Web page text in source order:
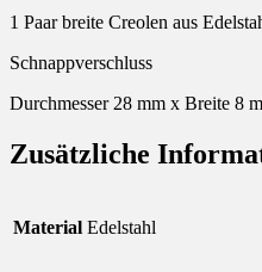
1 Paar breite Creolen aus
Schnappverschluss
Durchmesser 28 mm x Breite 8
Zusätzliche
Material Edelstahl